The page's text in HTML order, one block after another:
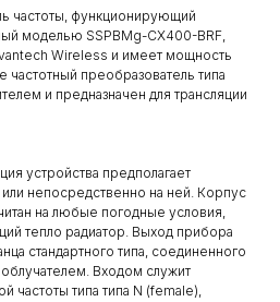
частоты, функционирующий
моделью SSPBMg-CX400-BRF,
Wireless и имеет мощность
преобразователь типа
и предназначен для трансляции
устройства предполагает
непосредственно на ней. Корпус
на любые погодные условия,
тепло радиатор. Выход прибора
стандартного типа, соединенного
Входом служит
частоты типа типа N (female),